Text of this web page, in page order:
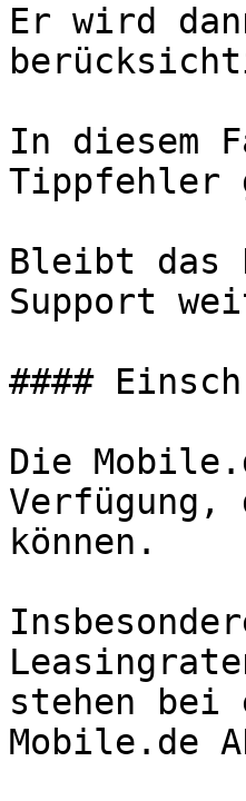
Er wird
In diesem
Tippfehler
Bleibt das
Support
####
Die
Verfügung,
können.
stehen bei
Mobile.de